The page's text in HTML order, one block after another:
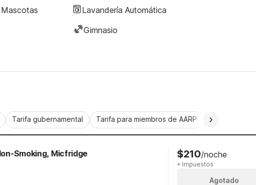
Lavandería Automática
Gimnasio
Tarifa gubernamental Tarifa para miembros de AARP
Smoking, Micfridge $210/noche
+ Impuestos
Agotado